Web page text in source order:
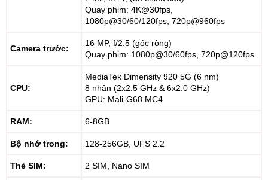
Quay phim: 4K@30fps,
1080p@30/60/120fps, 720p@960fps
Camera trước:
16 MP, f/2.5 (góc rộng)
Quay phim: 1080p@30/60fps, 720p@120fps
CPU:
MediaTek Dimensity 920 5G (6 nm)
8 nhân (2x2.5 GHz & 6x2.0 GHz)
GPU: Mali-G68 MC4
RAM: 6-8GB
Bộ nhớ trong: 128-256GB, UFS 2.2
Thẻ SIM: 2 SIM, Nano SIM